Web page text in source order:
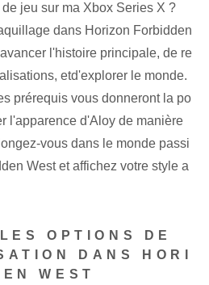
jeu sur ma Xbox Series X ?
dans Horizon Forbidden
l'histoire principale, ⁣de re
et⁤d'explorer le monde.
prérequis vous donneront la po
l'apparence d'Aloy de manière
vous dans le monde passi
West et affichez votre style a
OPTIONS DE
DANS HORI
WEST